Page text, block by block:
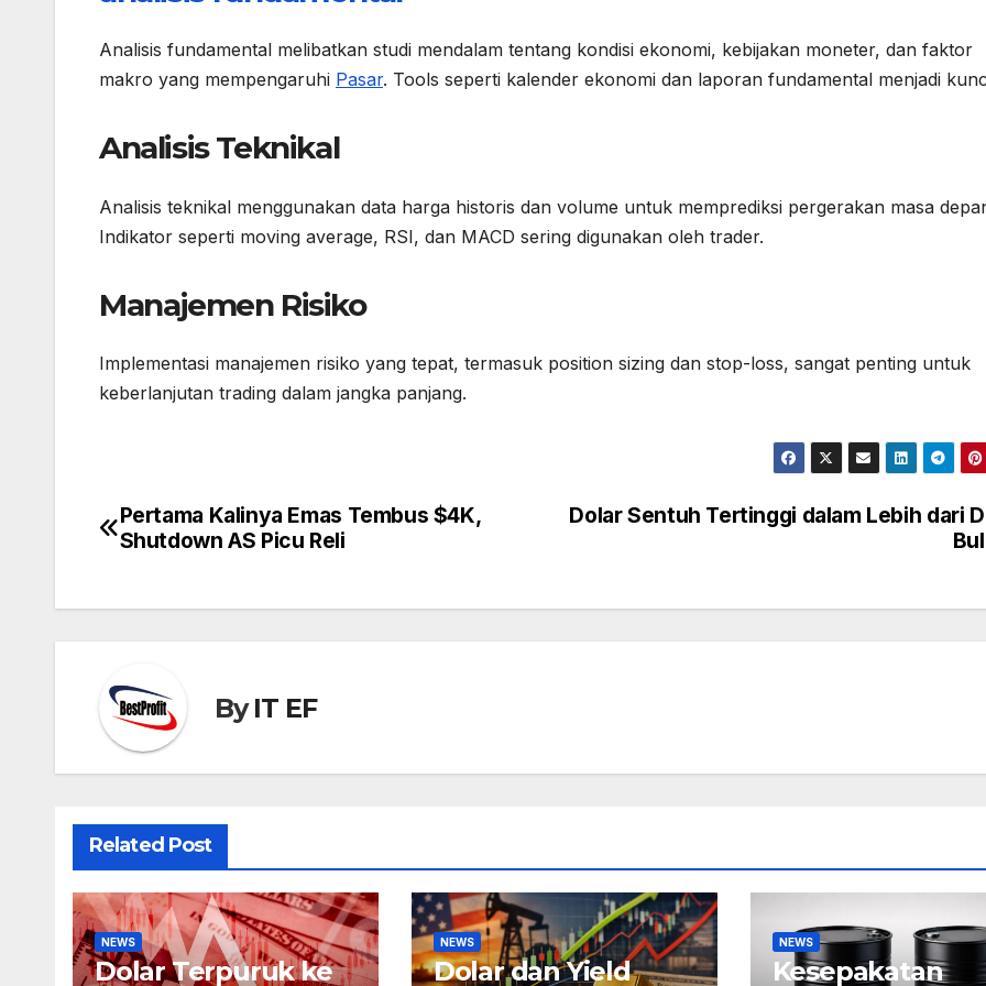
Analisis fundamental melibatkan studi mendalam tentang kondisi ekonomi, kebijakan moneter, dan faktor
makro yang mempengaruhi Pasar. Tools seperti kalender ekonomi dan laporan fundamental menjadi
Analisis Teknikal
Analisis teknikal menggunakan data harga historis dan volume untuk memprediksi pergerakan masa
Indikator seperti moving average, RSI, dan MACD sering digunakan oleh trader.
Manajemen Risiko
Implementasi manajemen risiko yang tepat, termasuk position sizing dan stop-loss, sangat penting untuk
keberlanjutan trading dalam jangka panjang.
Post
navigation
Dolar Sentuh Tertinggi dalam Lebih dari
Pertama Kalinya Emas Tembus $4K,
Shutdown AS Picu Reli
ByIT EF
Related Post
NEWS
Dolar Terpuruk ke
NEWS
Dolar dan Yield
NEWS
Kesepakatan